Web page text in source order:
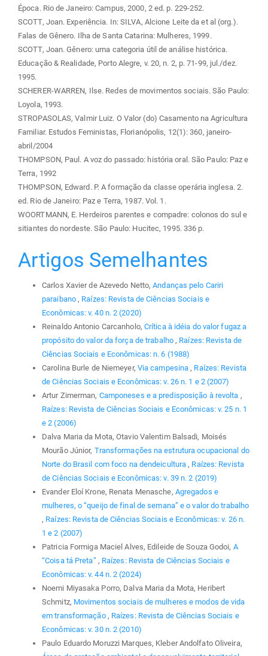
Época. Rio de Janeiro: Campus, 2000, 2 ed. p. 229-252.
SCOTT, Joan. Experiência. In: SILVA, Alcione Leite da et al (org.).
Falas de Gênero. Ilha de Santa Catarina: Mulheres, 1999.
SCOTT, Joan. Gênero: uma categoria útil de análise histórica.
Educação & Realidade, Porto Alegre, v. 20, n. 2, p. 71-99, jul./dez.
1995.
SCHERER-WARREN, Ilse. Redes de movimentos sociais. São Paulo:
Loyola, 1993.
STROPASOLAS, Valmir Luiz. O Valor (do) Casamento na Agricultura
Familiar. Estudos Feministas, Florianópolis, 12(1): 360, janeiro-
abril/2004
THOMPSON, Paul. A voz do passado: história oral. São Paulo: Paz e
Terra, 1992
THOMPSON, Edward. P. A formação da classe operária inglesa. 2.
ed. Rio de Janeiro: Paz e Terra, 1987. Vol. 1.
WOORTMANN, E. Herdeiros parentes e compadre: colonos do sul e
sitiantes do nordeste. São Paulo: Hucitec, 1995. 336 p.
Artigos Semelhantes
Carlos Xavier de Azevedo Netto,Andanças pelo Cariri
paraibano , Raízes: Revista de Ciências Sociais e
Econômicas: v. 40 n. 2 (2020)
Reinaldo Antonio Carcanholo, Crítica à idéia do valor fugaz a
propósito do valor da força de trabalho , Raízes: Revista de
Ciências Sociais e Econômicas: n. 6 (1988)
Carolina Burle de Niemeyer, Via campesina , Raízes: Revista
de Ciências Sociais e Econômicas: v. 26 n. 1 e 2 (2007)
Artur Zimerman, Camponeses e a predisposição à revolta ,
Raízes: Revista de Ciências Sociais e Econômicas: v. 25 n. 1
e 2 (2006)
Dalva Maria da Mota, Otavio Valentim Balsadi, Moisés
Mourão Júnior, Transformações na estrutura ocupacional do
Norte do Brasil com foco na dendeicultura , Raízes: Revista
de Ciências Sociais e Econômicas: v. 39 n. 2 (2019)
Evander Eloí Krone, Renata Menasche, Agregados e
mulheres, o “queijo de final de semana” e o valor do trabalho
, Raízes: Revista de Ciências Sociais e Econômicas: v. 26 n.
1 e 2 (2007)
Patricia Formiga Maciel Alves, Edileide de Souza Godoi, A
“Coisa tá Preta” , Raízes: Revista de Ciências Sociais e
Econômicas: v. 44 n. 2 (2024)
Noemi Miyasaka Porro, Dalva Maria da Mota, Heribert
Schmitz, Movimentos sociais de mulheres e modos de vida
em transformação , Raízes: Revista de Ciências Sociais e
Econômicas: v. 30 n. 2 (2010)
Paulo Eduardo Moruzzi Marques, Kleber Andolfato Oliveira,